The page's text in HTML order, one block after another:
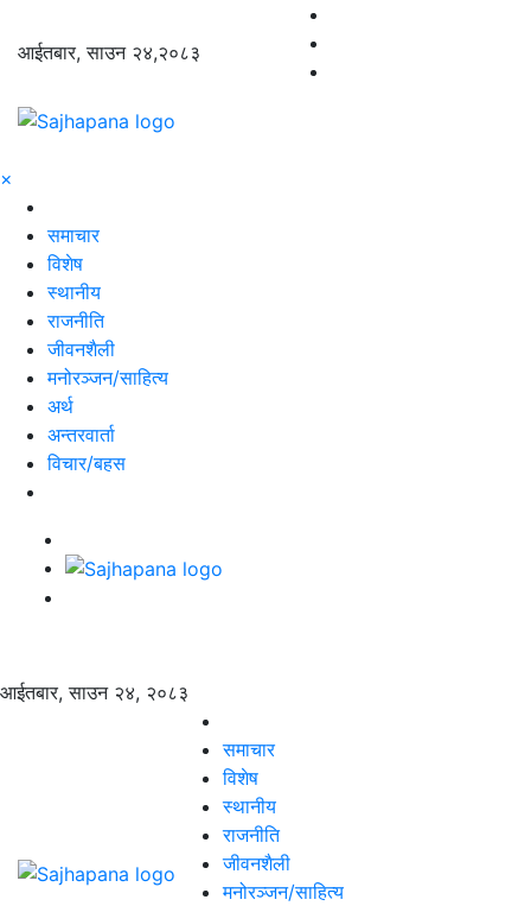
आईतबार, साउन २४,२०८३
×
समाचार
विशेष
स्थानीय
राजनीति
जीवनशैली
मनोरञ्जन/साहित्य
अर्थ
अन्तरवार्ता
विचार/बहस
आईतबार, साउन २४, २०८३
समाचार
विशेष
स्थानीय
राजनीति
जीवनशैली
मनोरञ्जन/साहित्य